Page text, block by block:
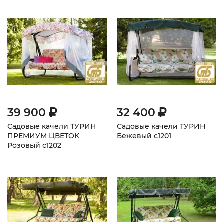
39 900
Садовые качели ТУРИН
ПРЕМИУМ ЦВЕТОК
Розовый с1202
32 400
Садовые качели ТУРИН
Бежевый с1201